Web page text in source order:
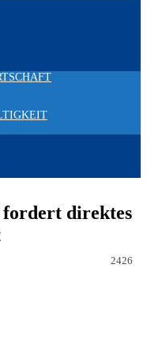
fordert direktes
2426